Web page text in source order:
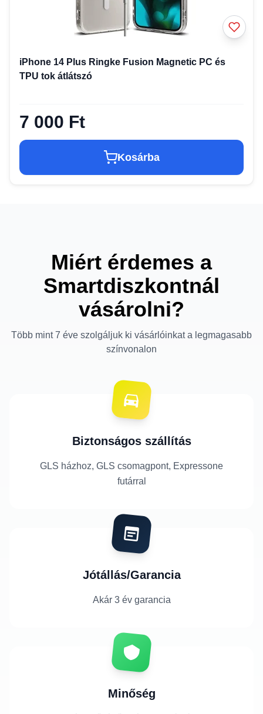
iPhone 14 Plus Ringke Fusion Magnetic PC és
TPU tok átlátszó
7 000 Ft
Kosárba
Miért érdemes a
Smartdiszkontnál
vásárolni?
Több mint 7 éve szolgáljuk ki vásárlóinkat a legmagasabb
színvonalon
Biztonságos szállítás
GLS házhoz, GLS csomagpont, Expressone
futárral
Jótállás/Garancia
Akár 3 év garancia
Minőség